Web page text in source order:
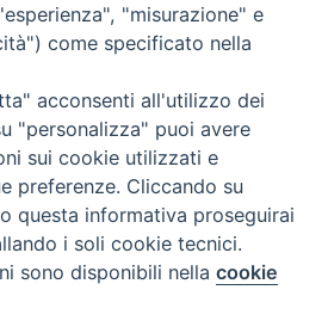
"misurazione" e
come specificato nella
acconsenti all'utilizzo dei
"personalizza" puoi avere
sui cookie utilizzati e
preferenze. Cliccando su
questa informativa proseguirai
i soli cookie tecnici.
sono disponibili nellacookie